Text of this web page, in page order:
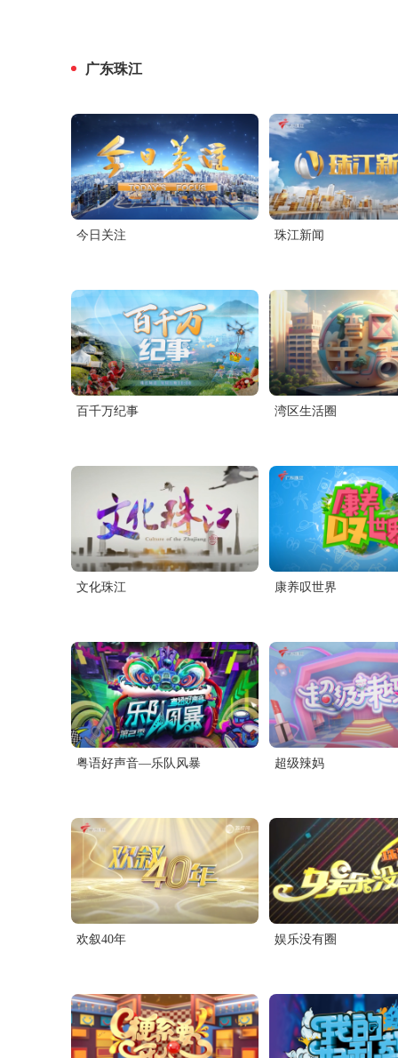
广东珠江
今日关注 珠江新闻
百千万纪事 湾区生活圈
文化珠江 康养叹世界
粤语好声音—乐队风暴 超级辣妈
欢叙40年 娱乐没有圈